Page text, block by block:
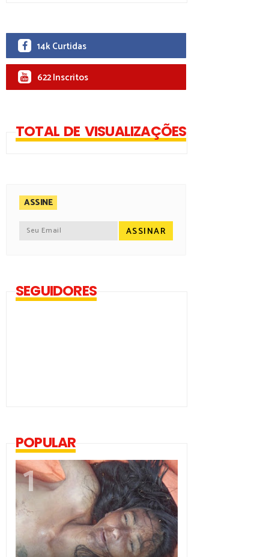
14k Curtidas
622 Inscritos
TOTAL DE VISUALIZAÇÕES
ASSINE
SEGUIDORES
POPULAR